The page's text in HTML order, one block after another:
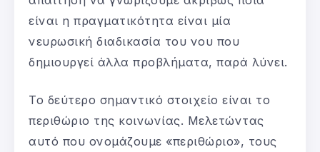
είναι η πραγματικότητα είναι μία
νευρωσική διαδικασία του νου που
δημιουργεί άλλα προβλήματα, παρά λύνει.
Το δεύτερο σημαντικό στοιχείο είναι το
περιθώριο της κοινωνίας. Μελετώντας
αυτό που ονομάζουμε «περιθώριο», τους